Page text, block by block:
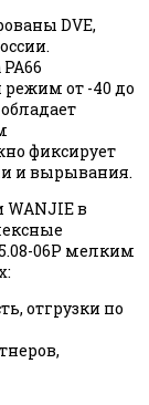
DVE,
от -40 до
фиксирует
и вырывания.
в
06P мелким
отгрузки по